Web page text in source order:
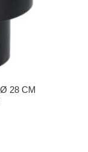
28 CM